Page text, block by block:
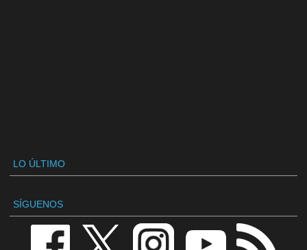
LO ÚLTIMO
SÍGUENOS